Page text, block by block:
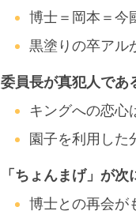
博士＝岡本＝今
黒塗りの卒アル
委員長が真犯人で
キングへの恋
園子を利用した
「ちょんまげ」が
博士との再会が